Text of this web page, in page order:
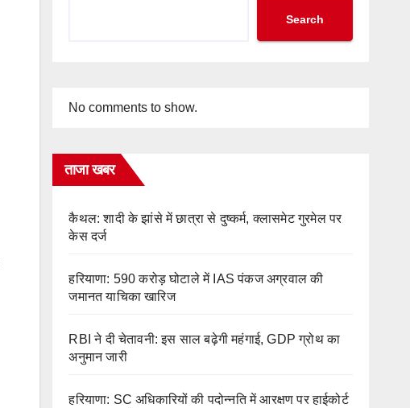
Search
No comments to show.
ताजा खबर
कैथल: शादी के झांसे में छात्रा से दुष्कर्म, क्लासमेट गुरमेल पर
केस दर्ज
हरियाणा: 590 करोड़ घोटाले में IAS पंकज अग्रवाल की
जमानत याचिका खारिज
RBI ने दी चेतावनी: इस साल बढ़ेगी महंगाई, GDP ग्रोथ का
अनुमान जारी
हरियाणा: SC अधिकारियों की पदोन्नति में आरक्षण पर हाईकोर्ट